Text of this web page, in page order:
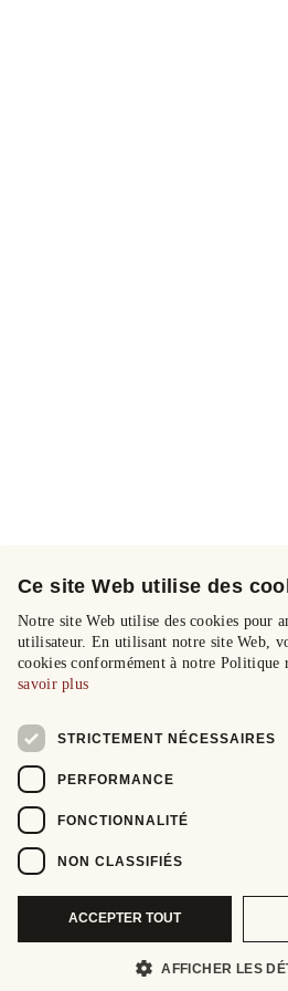
Ce site Web utilise des
Notre site Web utilise des cookies pour
utilisateur. En utilisant notre site Web,
cookies conformément à notre
savoir plus
STRICTEMENT NÉCESSAIRES
PERFORMANCE
FONCTIONNALITÉ
NON CLASSIFIÉS
ACCEPTER TOUT
AFFICHER LES